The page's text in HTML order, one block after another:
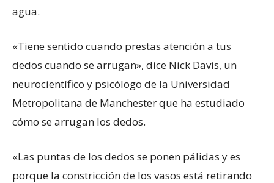
agua.
«Tiene sentido cuando prestas atención a tus
dedos cuando se arrugan», dice Nick Davis, un
neurocientífico y psicólogo de la Universidad
Metropolitana de Manchester que ha estudiado
cómo se arrugan los dedos.
«Las puntas de los dedos se ponen pálidas y es
porque la constricción de los vasos está retirando